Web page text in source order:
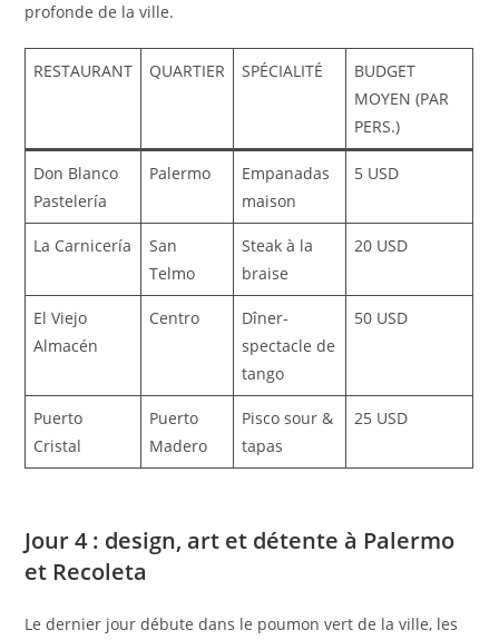
profonde de la ville.
RESTAURANT QUARTIER SPÉCIALITÉ
BUDGET
MOYEN (PAR
PERS.)
Don Blanco
Pastelería
Palermo
Empanadas
maison
5 USD
La Carnicería
San
Telmo
Steak à la
braise
20 USD
El Viejo
Almacén
Centro
Dîner-
spectacle de
tango
50 USD
Puerto
Cristal
Puerto
Madero
Pisco sour &
tapas
25 USD
Jour 4 : design, art et détente à Palermo
et Recoleta
Le dernier jour débute dans le poumon vert de la ville, les